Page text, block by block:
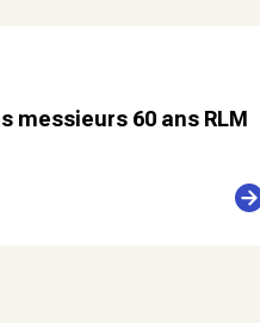
messieurs 60 ans RLM